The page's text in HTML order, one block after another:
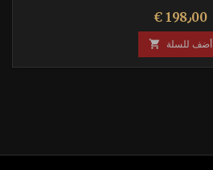
السعر € 198٫00
 أضف للسلة